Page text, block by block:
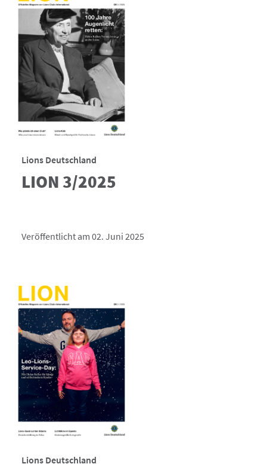
Lions Deutschland
LION 3/2025
Veröffentlicht am 02. Juni 2025
Lions Deutschland